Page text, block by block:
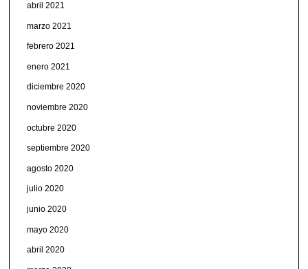
abril 2021
marzo 2021
febrero 2021
enero 2021
diciembre 2020
noviembre 2020
octubre 2020
septiembre 2020
agosto 2020
julio 2020
junio 2020
mayo 2020
abril 2020